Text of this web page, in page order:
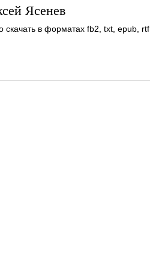
Ясенев
скачать в форматах fb2, txt, epub, rtf.